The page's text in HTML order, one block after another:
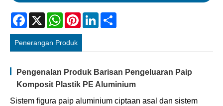
Facebook
X WhatsAppPinterestLinkedIn
Penerangan Produk
Pengenalan Produk Barisan Pengeluaran Paip
Komposit Plastik PE Aluminium
Sistem figura paip aluminium ciptaan asal dan sistem